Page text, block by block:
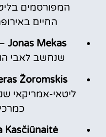
המפורסמים
החיים
Jonas Mekas
שנחשב לאבי
Žoromskis
ליטאי-אמריקאי
Kasčiūnaitė